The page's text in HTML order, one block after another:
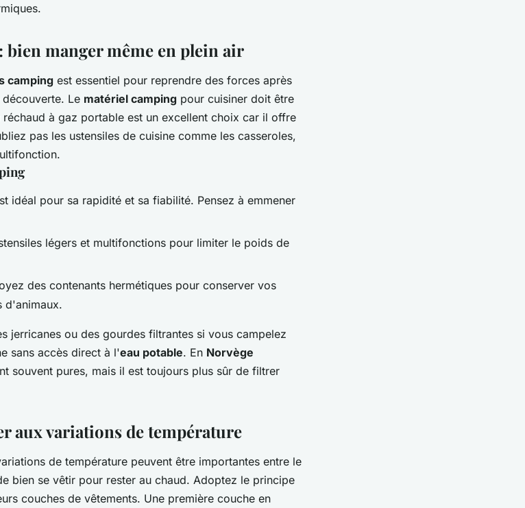
bien manger même en plein air
camping est essentiel pour reprendre des forces après
Le matériel camping pour cuisiner doit être
à gaz portable est un excellent choix car il offre
pas les ustensiles de cuisine comme les casseroles,
idéal pour sa rapidité et sa fiabilité. Pensez à emmener
légers et multifonctions pour limiter le poids de
des contenants hermétiques pour conserver vos
d'animaux.
jerricanes ou des gourdes filtrantes si vous campelez
sans accès direct à l'eau potable. En Norvège
souvent pures, mais il est toujours plus sûr de filtrer
aux variations de température
de température peuvent être importantes entre le
bien se vêtir pour rester au chaud. Adoptez le principe
couches de vêtements. Une première couche en